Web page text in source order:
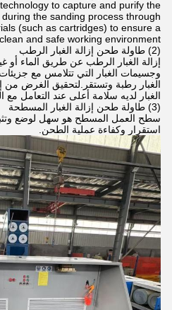
to capture and purify the
the sanding process through
(such as cartridges) to ensure a
clean and safe working environment.
(2) طاولة طحن إزالة الغبار الرطب
إزالة الغبار الرطب عن طريق الماء أو
وجسيمات الغبار التي تتلامس مع
الغبار رطبة وتستقر.لتحقيق الغرض من
الغبار لديه سلامة أعلى عند التعامل مع
(3) طاولة طحن إزالة الغبار المسطحة
سطح العمل المسطح هو سهل لوضع
استقرار وكفاءة عملية الطحن.